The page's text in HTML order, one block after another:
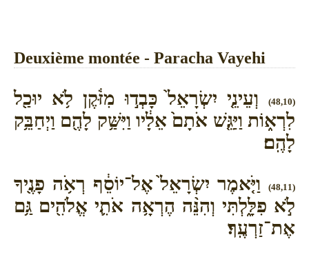
Deuxième montée - Paracha Vayehi
(48,10)
וְעֵינֵ֤י יִשְׂרָאֵל֙ כָּבְד֣וּ מִזֹּ֔קֶן לֹ֥א יוּכַ֖ל
לִרְא֑וֹת וַיַּגֵּ֤שׁ אֹתָם֙ אֵלָ֔יו וַיִּשַּׁ֥ק לָהֶ֖ם וַיְחַבֵּ֥ק
לָהֶֽם׃
(48,11)
וַיֹּ֤אמֶר יִשְׂרָאֵל֙ אֶל־יוֹסֵ֔ף רְאֹ֥ה פָנֶ֖יךָ
לֹ֣א פִלָּ֑לְתִּי וְהִנֵּ֨ה הֶרְאָ֥ה אֹתִ֛י אֱלֹהִ֖ים גַּ֥ם
אֶת־זַרְעֶֽךָ׃